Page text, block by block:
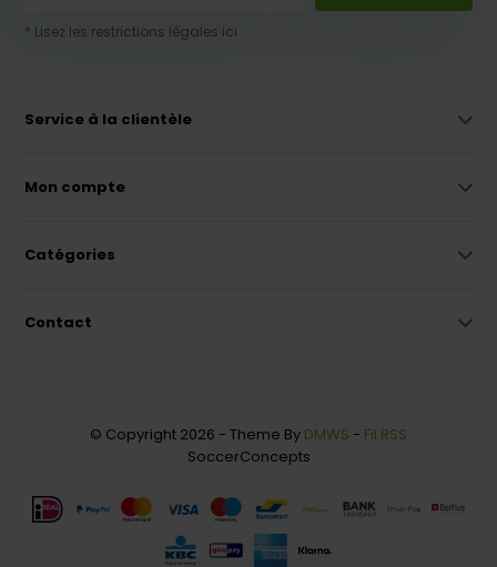
* Lisez les restrictions légales ici
Service à la clientèle
Mon compte
Catégories
Contact
© Copyright 2026 - Theme By DMWS - Fil RSS
SoccerConcepts